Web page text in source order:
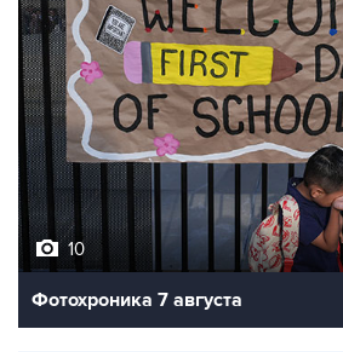
10
Фотохроника 7 августа